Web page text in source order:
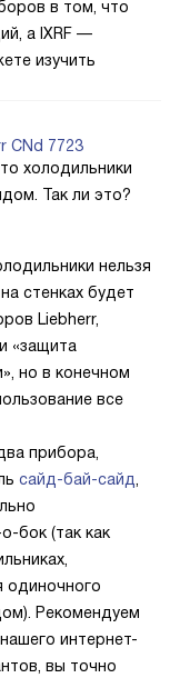
в том, что
а IXRF —
изучить
CNd 7723
холодильники
Так ли это?
нельзя
стенках будет
Liebherr,
«защита
но в конечном
все
прибора,
сайд-бай-сайд
бок (так как
одиночного
Рекомендуем
интернет-
вы точно